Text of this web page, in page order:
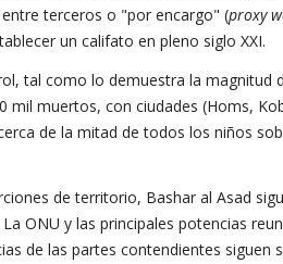
terceros o "por encargo" (proxy
un califato en pleno siglo XXI.
tal como lo demuestra la magnitud
mil muertos, con ciudades (Homs,
de la mitad de todos los niños
de territorio, Bashar al Asad
ONU y las principales potencias
de las partes contendientes siguen